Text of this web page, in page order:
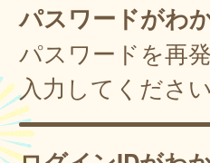
パスワードがわ
パスワードを再
入力してください